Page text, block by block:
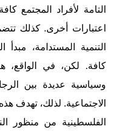
التامة لأفراد المجتمع
اعتبارات أخرى. كذلك
التنمية المستدامة، مبدأ
كافة. لكن، في الواقع،
وسياسية عديدة بين
الاجتماعية. لذلك، تهدف
الفلسطينية من منظور